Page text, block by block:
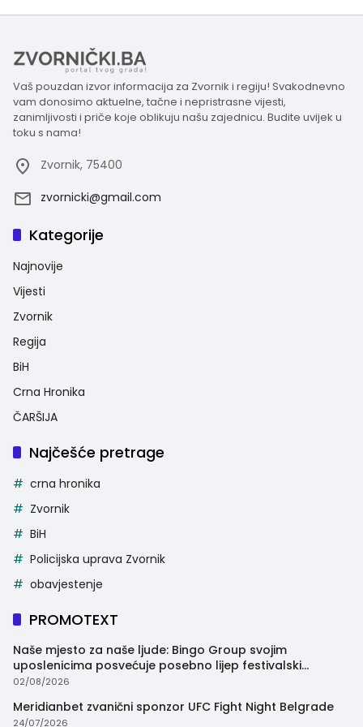
Vaš pouzdan izvor informacija za Zvornik i regiju! Svakodnevno
vam donosimo aktuelne, tačne i nepristrasne vijesti,
zanimljivosti i priče koje oblikuju našu zajednicu. Budite uvijek u
toku s nama!
Zvornik, 75400
zvornicki@gmail.com
Kategorije
Najnovije
Vijesti
Zvornik
Regija
BiH
Crna Hronika
ČARŠIJA
Najčešće pretrage
crna hronika
Zvornik
BiH
Policijska uprava Zvornik
obavjestenje
PROMOTEXT
Naše mjesto za naše ljude: Bingo Group svojim
uposlenicima posvećuje posebno lijep festivalski
trenutak
02/08/2026
Meridianbet zvanični sponzor UFC Fight Night Belgrade
24/07/2026